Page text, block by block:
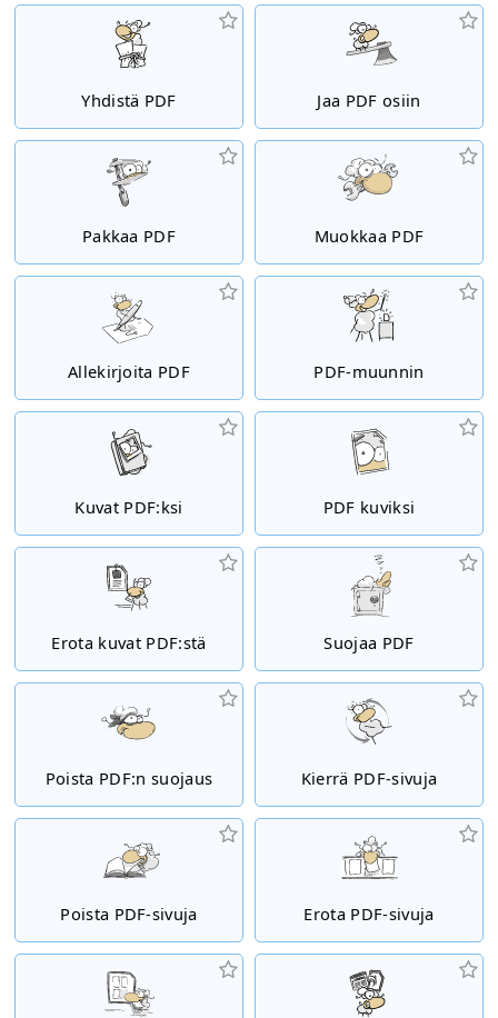
Yhdistä PDF Jaa PDF osiin
Pakkaa PDF Muokkaa PDF
Allekirjoita PDF PDF-muunnin
Kuvat PDF:ksi PDF kuviksi
Erota kuvat PDF:stä Suojaa PDF
Poista PDF:n suojaus Kierrä PDF-sivuja
Poista PDF-sivuja Erota PDF-sivuja